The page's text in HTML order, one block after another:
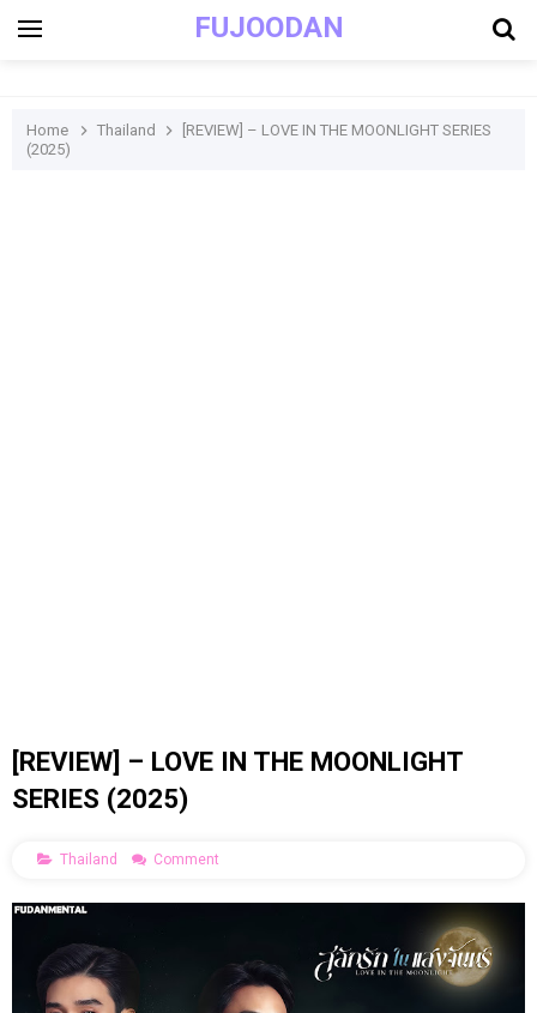
FUJOODAN
Home Thailand
[REVIEW] – LOVE IN THE MOONLIGHT SERIES
(2025)
[REVIEW] – LOVE IN THE MOONLIGHT
SERIES (2025)
Thailand Comment